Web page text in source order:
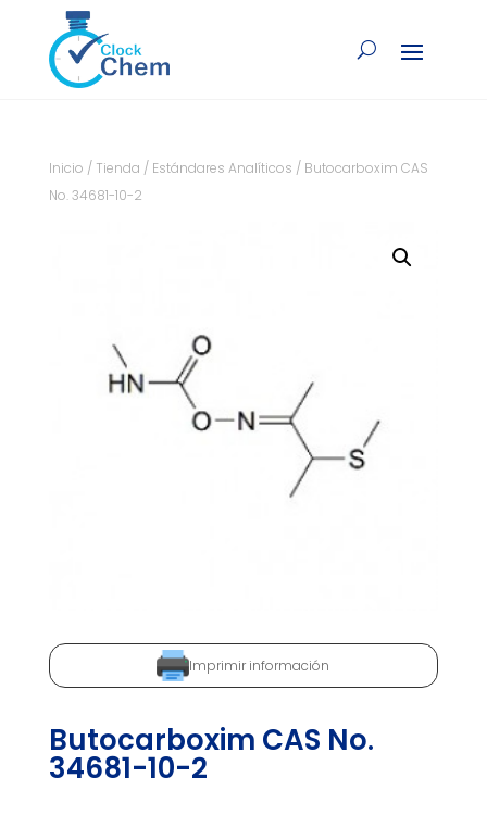
Inicio / Tienda / Estándares Analíticos / Butocarboxim CAS
No. 34681-10-2
Imprimir información
Butocarboxim CAS No.
34681-10-2